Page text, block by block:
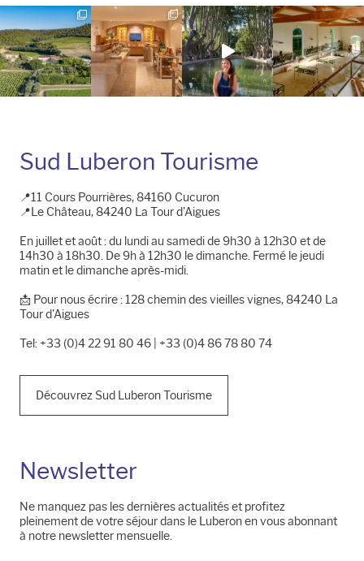
InstagramFacebook
Sud Luberon Tourisme
📍11 Cours Pourrières, 84160 Cucuron
📍Le Château, 84240 La Tour d'Aigues
En juillet et août : du lundi au samedi de 9h30 à 12h30 et de
14h30 à 18h30. De 9h à 12h30 le dimanche. Fermé le jeudi
matin et le dimanche après-midi.
📩​ Pour nous écrire : 128 chemin des vieilles vignes, 84240 La
Tour d'Aigues
Tel: +33 (0)4 22 91 80 46 | +33 (0)4 86 78 80 74
Découvrez Sud Luberon Tourisme
Newsletter
Ne manquez pas les dernières actualités et profitez
pleinement de votre séjour dans le Luberon en vous abonnant
à notre newsletter mensuelle.